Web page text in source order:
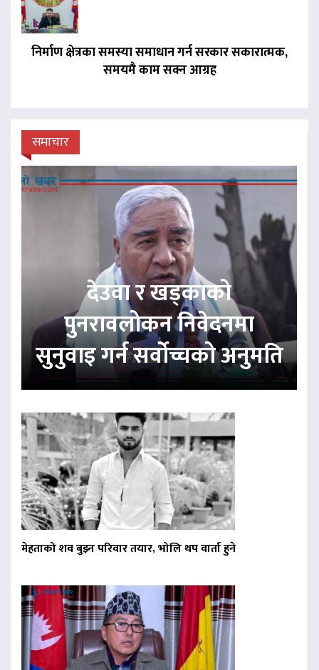
निर्माण क्षेत्रका समस्या समाधान गर्न सरकार सकारात्मक,
समयमै काम सक्न आग्रह
समाचार
देउवा र खड्काको
पुनरावलोकन निवेदनमा
सुनुवाइ गर्न सर्वोच्चको अनुमति
मेहताको शव बुझ्न परिवार तयार, भोलि थप वार्ता हुने